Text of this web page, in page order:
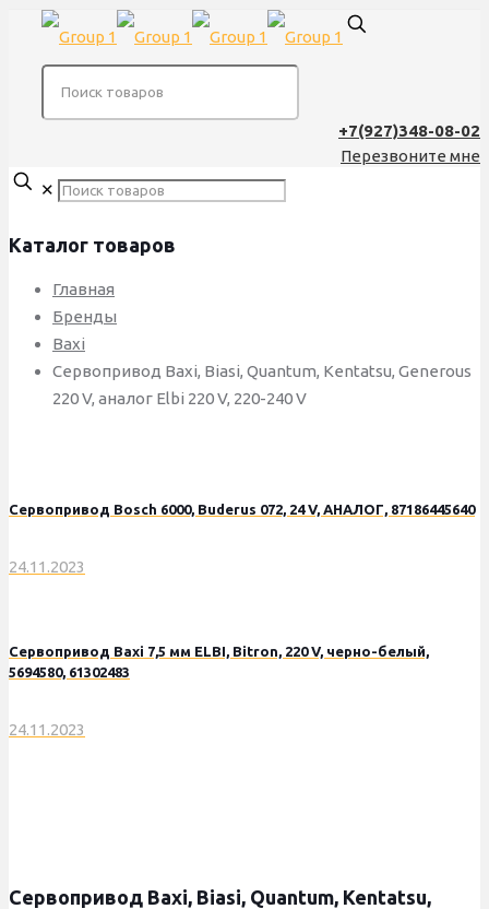
+7(927)348-08-02
Перезвоните мне
✕
Каталог товаров
Главная
Бренды
Baxi
Сервопривод Baxi, Biasi, Quantum, Kentatsu, Generous
220 V, аналог Elbi 220 V, 220-240 V
Сервопривод Bosch 6000, Buderus 072, 24 V, АНАЛОГ, 87186445640
24.11.2023
Сервопривод Baxi 7,5 мм ELBI, Bitron, 220 V, черно-белый,
5694580, 61302483
24.11.2023
Сервопривод Baxi, Biasi, Quantum, Kentatsu,